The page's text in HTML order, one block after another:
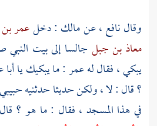
وقالنافع، عنمالك : دخلعمر
معاذ بن جبل جالسا إلى بيت
يبكي ، فقال لهعمر: ما يبكيك يا
؟ قال : لا ، ولكن حديثا حدثنيه
في هذا المسجد ، فقال : ما هو ؟